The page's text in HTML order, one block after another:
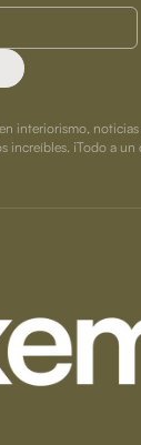
interiorismo,
increíbles. ¡Todo a un